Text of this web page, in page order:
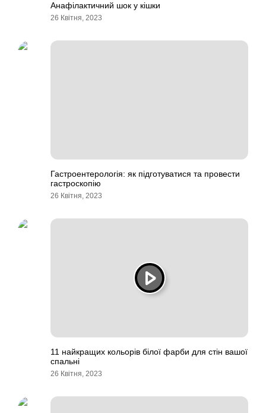
Анафілактичний шок у кішки
26 Квітня, 2023
Гастроентерологія: як підготуватися та провести
гастроскопію
26 Квітня, 2023
11 найкращих кольорів білої фарби для стін вашої
спальні
26 Квітня, 2023